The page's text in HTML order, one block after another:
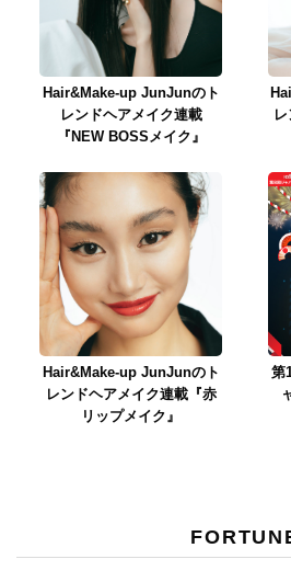
Hair&Make-up JunJunのト
レンドヘアメイク連載
『NEW BOSSメイク』
Hair&Make-up JunJunのト
レンドヘアメイク連載『赤
リップメイク』
第